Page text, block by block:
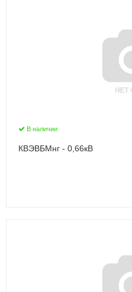
В наличии
КВЭВБМнг - 0,66кВ